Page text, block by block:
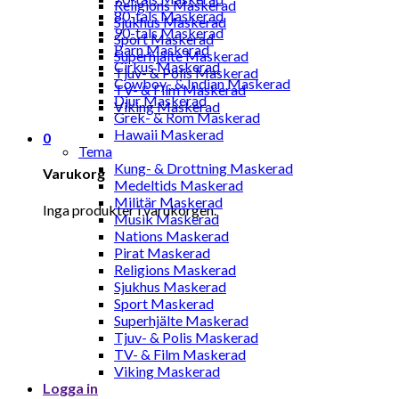
Religions Maskerad
Sjukhus Maskerad
Sport Maskerad
Superhjälte Maskerad
Tjuv- & Polis Maskerad
TV- & Film Maskerad
Viking Maskerad
0
Varukorg
Inga produkter i varukorgen.
80-tals Maskerad
90-tals Maskerad
Barn Maskerad
Cirkus Maskerad
Cowboy- & Indian Maskerad
Djur Maskerad
Grek- & Rom Maskerad
Hawaii Maskerad
Tema
Kung- & Drottning Maskerad
Medeltids Maskerad
Militär Maskerad
Musik Maskerad
Nations Maskerad
Pirat Maskerad
Religions Maskerad
Sjukhus Maskerad
Sport Maskerad
Superhjälte Maskerad
Tjuv- & Polis Maskerad
TV- & Film Maskerad
Viking Maskerad
Logga in